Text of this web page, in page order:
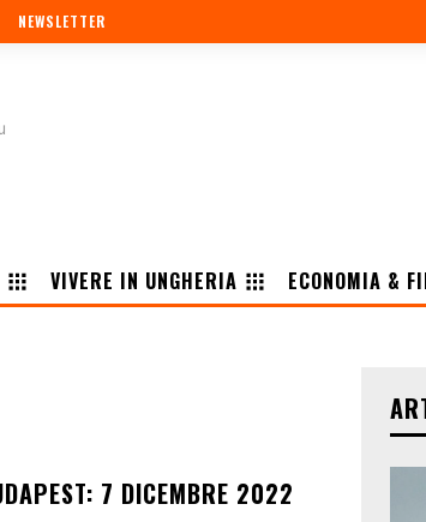
NEWSLETTER
VIVERE IN UNGHERIA ECONOMIA &
7 DICEMBRE 2022